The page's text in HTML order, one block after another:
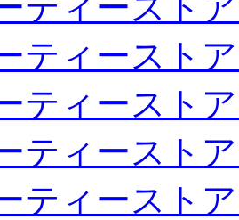
ティースト
ティースト
ティースト
ティースト